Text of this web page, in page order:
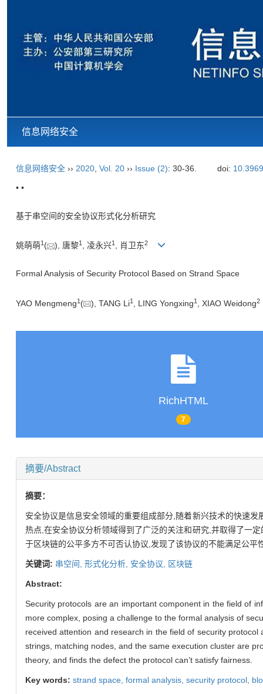
信息网络安全
信息网络安全 ›› 2020 Vol. 20 ›› Issue (2): 30-36. doi:
• •
基于串空间的安全协议形式化分析研究
姚萌萌1 ( ), 唐黎1 , 凌永兴1 , 肖卫东2
Formal Analysis of Security Protocol Based on Strand Space
YAO Mengmeng1 ( ), TANG Li1 , LING Yongxing1 , XIAO Weidong2
RichHTML
7
摘要/Abstract
摘要：
安全协议是信息安全领域的重要组成部分,随着新兴技术的快速
热点,在安全协议分析领域得到了广泛的关注和研究,并取得了一
于区块链的公平多方不可否认协议,发现了该协议的不能满足公平
关键词: 串空间, 形式化分析, 安全协议, 区块链
Abstract:
Security protocols are an important component in the field of
more complex, posing a challenge to the formal analysis of
received attention and research in the field of security
strings, matching nodes, and the same execution cluster are
theory, and finds the defect the protocol can’t satisfy fairness.
Key words: strand space, formal analysis, security protocol,